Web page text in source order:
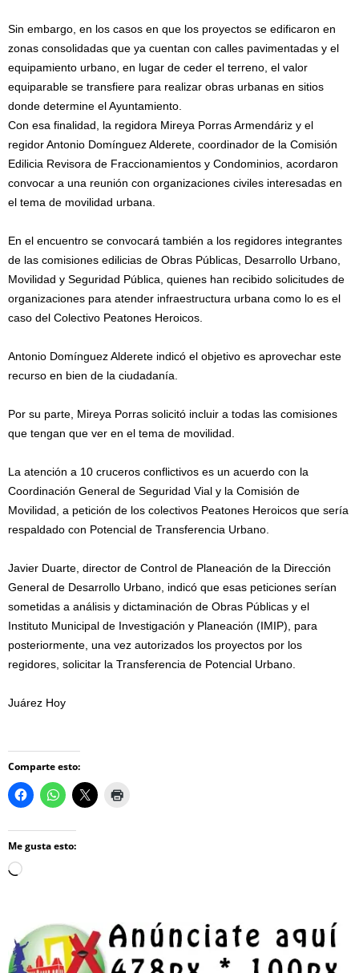
Sin embargo, en los casos en que los proyectos se edificaron en
zonas consolidadas que ya cuentan con calles pavimentadas y el
equipamiento urbano, en lugar de ceder el terreno, el valor
equiparable se transfiere para realizar obras urbanas en sitios
donde determine el Ayuntamiento.
Con esa finalidad, la regidora Mireya Porras Armendáriz y el
regidor Antonio Domínguez Alderete, coordinador de la Comisión
Edilicia Revisora de Fraccionamientos y Condominios, acordaron
convocar a una reunión con organizaciones civiles interesadas en
el tema de movilidad urbana.
En el encuentro se convocará también a los regidores integrantes
de las comisiones edilicias de Obras Públicas, Desarrollo Urbano,
Movilidad y Seguridad Pública, quienes han recibido solicitudes de
organizaciones para atender infraestructura urbana como lo es el
caso del Colectivo Peatones Heroicos.
Antonio Domínguez Alderete indicó el objetivo es aprovechar este
recurso en bien de la ciudadanía.
Por su parte, Mireya Porras solicitó incluir a todas las comisiones
que tengan que ver en el tema de movilidad.
La atención a 10 cruceros conflictivos es un acuerdo con la
Coordinación General de Seguridad Vial y la Comisión de
Movilidad, a petición de los colectivos Peatones Heroicos que sería
respaldado con Potencial de Transferencia Urbano.
Javier Duarte, director de Control de Planeación de la Dirección
General de Desarrollo Urbano, indicó que esas peticiones serían
sometidas a análisis y dictaminación de Obras Públicas y el
Instituto Municipal de Investigación y Planeación (IMIP), para
posteriormente, una vez autorizados los proyectos por los
regidores, solicitar la Transferencia de Potencial Urbano.
Juárez Hoy
Comparte esto:
Me gusta esto:
Loading…